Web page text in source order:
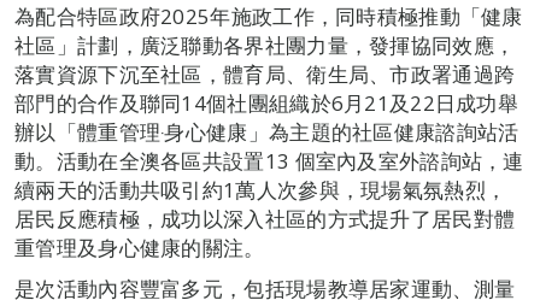
為配合特區政府2025年施政工作，同時積極推動「健康
社區」計劃，廣泛聯動各界社團力量，發揮協同效應，
落實資源下沉至社區，體育局、衛生局、市政署通過跨
部門的合作及聯同14個社團組織於6月21及22日成功舉
辦以「體重管理‧身心健康」為主題的社區健康諮詢站活
動。活動在全澳各區共設置13 個室內及室外諮詢站，連
續兩天的活動共吸引約1萬人次參與，現場氣氛熱烈，
居民反應積極，成功以深入社區的方式提升了居民對體
重管理及身心健康的關注。
是次活動內容豐富多元，包括現場教導居家運動、測量